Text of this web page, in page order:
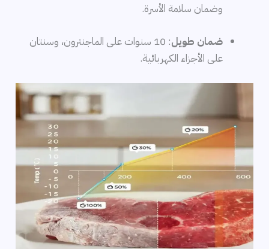
وضمان سلامة الأسرة.
ضمان طويل
: 10 سنوات على الماجنترون، وسنتان
على الأجزاء الكهربائية.